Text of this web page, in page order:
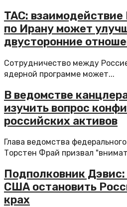
TAC:
по Ирану может
двусторонние
Сотрудничество между
ядерной программе может...
В ведомстве
изучить вопрос
российских активов
Глава ведомства
Торстен Фрай призвал
Подполковник
США остановить
крах